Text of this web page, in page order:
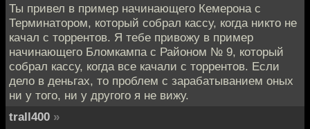
Ты привел в пример начинающего Кемерона с
Терминатором, который собрал кассу, когда никто не
качал с торрентов. Я тебе привожу в пример
начинающего Бломкампа с Районом № 9, который
собрал кассу, когда все качали с торрентов. Если
дело в деньгах, то проблем с зарабатыванием оных
ни у того, ни у другого я не вижу.
trall400 »